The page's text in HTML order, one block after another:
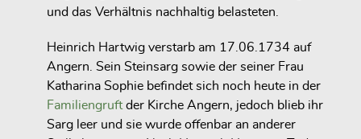
und das Verhältnis nachhaltig belasteten.
Heinrich Hartwig verstarb am 17.06.1734 auf
Angern. Sein Steinsarg sowie der seiner Frau
Katharina Sophie befindet sich noch heute in der
Familiengruftder Kirche Angern, jedoch blieb ihr
Sarg leer und sie wurde offenbar an anderer